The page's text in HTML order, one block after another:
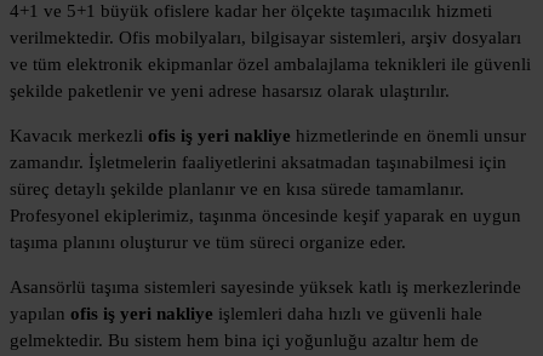
4+1 ve 5+1 büyük ofislere kadar her ölçekte taşımacılık hizmeti
verilmektedir. Ofis mobilyaları, bilgisayar sistemleri, arşiv dosyaları
ve tüm elektronik ekipmanlar özel ambalajlama teknikleri ile güvenli
şekilde paketlenir ve yeni adrese hasarsız olarak ulaştırılır.
Kavacık merkezli ofis iş yeri nakliye hizmetlerinde en önemli unsur
zamandır. İşletmelerin faaliyetlerini aksatmadan taşınabilmesi için
süreç detaylı şekilde planlanır ve en kısa sürede tamamlanır.
Profesyonel ekiplerimiz, taşınma öncesinde keşif yaparak en uygun
taşıma planını oluşturur ve tüm süreci organize eder.
Asansörlü taşıma sistemleri sayesinde yüksek katlı iş merkezlerinde
yapılan ofis iş yeri nakliye işlemleri daha hızlı ve güvenli hale
gelmektedir. Bu sistem hem bina içi yoğunluğu azaltır hem de